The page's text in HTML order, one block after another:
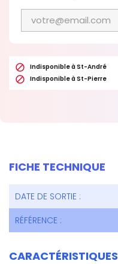
 Indisponible à St-André
 Indisponible à St-Pierre
FICHE TECHNIQUE
DATE DE SORTIE :
RÉFÉRENCE :
CARACTÉRISTIQUES